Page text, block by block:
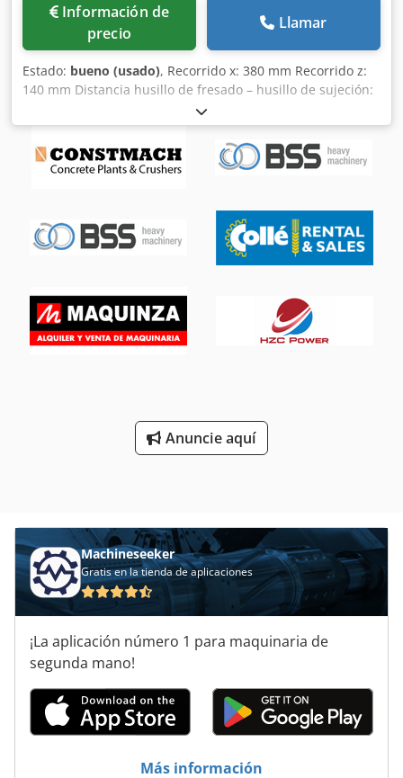
Información de
precio
Llamar
Estado: bueno (usado), Recorrido x: 380 mm Recorrido z:
140 mm Distancia husillo de fresado – husillo de sujeción:
370 mm Alcance del husillo de fresado: 163 mm Tamaño
de la mesa: 630 x 150 mm Recorrido del portabrocas: 40
mm Cabeza de fresado – giratoria 360 grados Velocidades
del husillo: 120–2000 rpm Avance de la mesa: 35/65/170
Dimensiones aprox. 0,91 x 0,68 x 1,80 m Incl. juego de
pinzas de 32 piezas Incl. armario inferior con llave Incl.
piezas pequeñas Incl. manual de instrucciones Csdpfjyz
Anuncie aquí
Machineseeker
Gratis en la tienda de aplicaciones
¡La aplicación número 1 para maquinaria de
segunda mano!
Más información